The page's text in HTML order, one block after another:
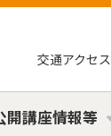
交通アクセス
開講座情報等